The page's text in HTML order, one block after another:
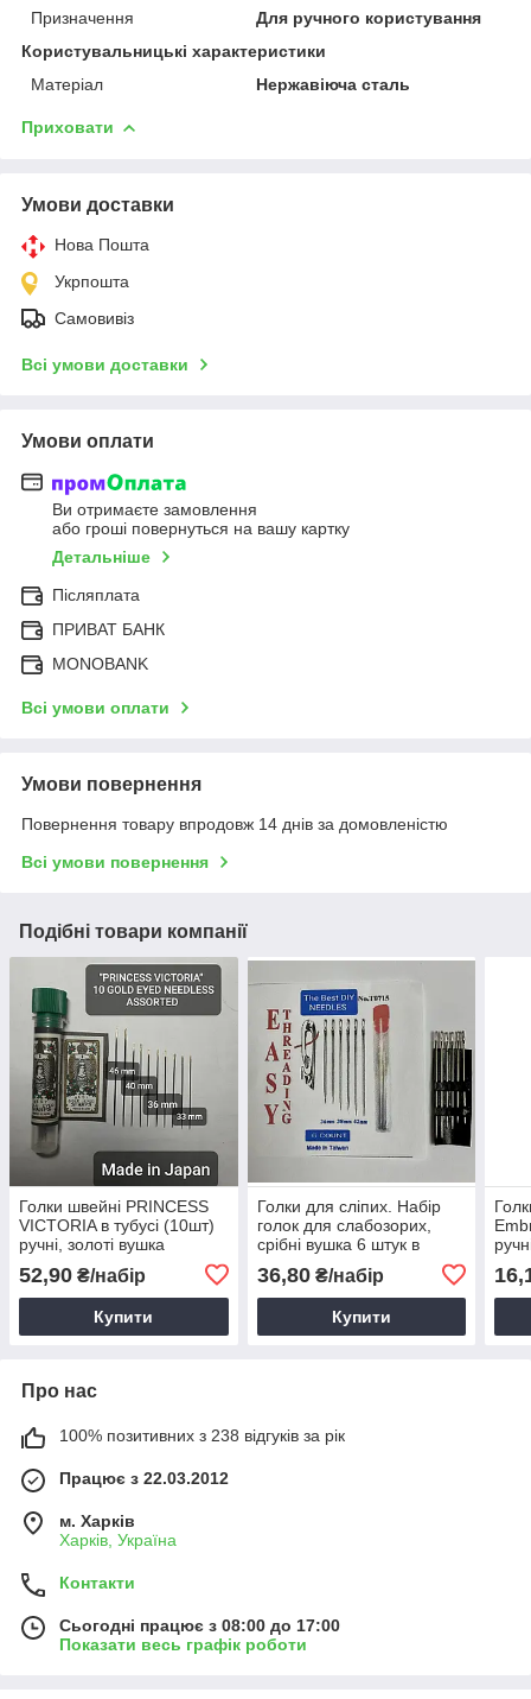
Призначення
Для ручного користування
Користувальницькі характеристики
Матеріал
Нержавіюча сталь
Приховати
Умови доставки
Нова Пошта
Укрпошта
Самовивіз
Всі умови доставки
Умови оплати
Ви отримаєте замовлення
або гроші повернуться на вашу картку
Детальніше
Післяплата
ПРИВАТ БАНК
MONOBANK
Всі умови оплати
Умови повернення
Повернення товару впродовж 14 днів за домовленістю
Всі умови повернення
Подібні товари компанії
Голки швейні PRINCESS
VICTORIA в тубусі (10шт)
ручні, золоті вушка
52,90 ₴/набір
Купити
Голки для сліпих. Набір
голок для слабозорих,
срібні вушка 6 штук в
36,80₴/набір
Купити
Про нас
100% позитивних з 238 відгуків за рік
Працює з 22.03.2012
м. Харків
Харків, Україна
Контакти
Сьогодні працює з 08:00 до 17:00
Показати весь графік роботи